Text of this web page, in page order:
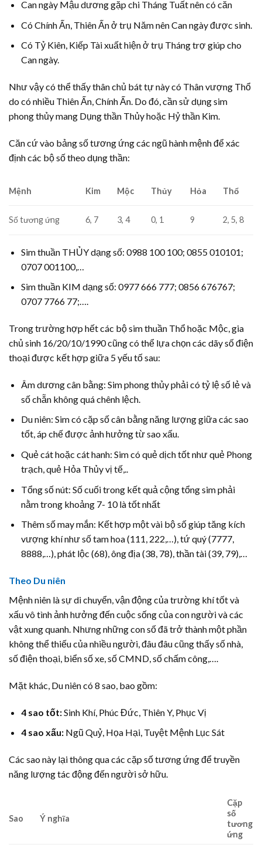
Can ngày Mậu dương gặp chi Tháng Tuất nên có căn
Có Chính Ấn, Thiên Ấn ở trụ Năm nên Can ngày được sinh.
Có Tỷ Kiên, Kiếp Tài xuất hiện ở trụ Tháng trợ giúp cho
Can ngày.
Như vậy có thể thấy thân chủ bát tự này có Thân vượng Thổ
do có nhiều Thiên Ấn, Chính Ấn. Do đó, cần sử dụng sim
phong thủy mang Dụng thần Thủy hoặc Hỷ thần Kim.
Căn cứ vào bảng số tương ứng các ngũ hành mệnh để xác
định các bộ số theo dụng thần:
Mệnh Kim Mộc Thủy Hỏa Thổ
Số tương ứng 6, 7 3, 4 0, 1 9 2, 5, 8
Sim thuần THỦY dạng số: 0988 100 100; 0855 010101;
0707 001100,…
Sim thuần KIM dạng số: 0977 666 777; 0856 676767;
0707 7766 77;….
Trong trường hợp hết các bộ sim thuần Thổ hoặc Mộc, gia
chủ sinh 16/20/10/1990 cũng có thể lựa chọn các dãy số điện
thoại được kết hợp giữa 5 yếu tố sau:
Âm dương cân bằng: Sim phong thủy phải có tỷ lệ số lẻ và
số chẵn không quá chênh lệch.
Du niên: Sim có cặp số cân bằng năng lượng giữa các sao
tốt, áp chế được ảnh hưởng từ sao xấu.
Quẻ cát hoặc cát hanh: Sim có quẻ dịch tốt như quẻ Phong
trạch, quẻ Hỏa Thủy vị tế,..
Tổng số nút: Số cuối trong kết quả cộng tổng sim phải
nằm trong khoảng 7- 10 là tốt nhất
Thêm số may mắn: Kết hợp một vài bộ số giúp tăng kích
vượng khí như số tam hoa (111, 222,…), tứ quý (7777,
8888,…), phát lộc (68), ông địa (38, 78), thần tài (39, 79),…
Theo Du niên
Mệnh niên là sự di chuyển, vận động của trường khí tốt và
xấu vô tình ảnh hưởng đến cuộc sống của con người và các
vật xung quanh. Nhưng những con số đã trở thành một phần
không thể thiếu của nhiều người, đâu đâu cũng thấy số nhà,
số điện thoại, biển số xe, số CMND, số chấm công,….
Mặt khác, Du niên có 8 sao, bao gồm:
4 sao tốt:Sinh Khí, Phúc Đức, Thiên Y, Phục Vị
4 sao xấu:Ngũ Quỷ, Họa Hại, Tuyệt Mệnh Lục Sát
Các sao này lại thông qua các cặp số tương ứng để truyền
năng lượng tác động đến người sở hữu.
Sao Ý nghĩa
Cặp
số
tương
ứng